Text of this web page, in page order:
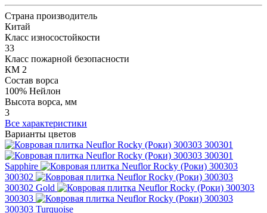
Страна производитель
Китай
Класс износостойкости
33
Класс пожарной безопасности
КМ 2
Состав ворса
100% Нейлон
Высота ворса, мм
3
Все характеристики
Варианты цветов
300301
300301
Sapphire
300302
300302 Gold
300303
300303 Turquoise